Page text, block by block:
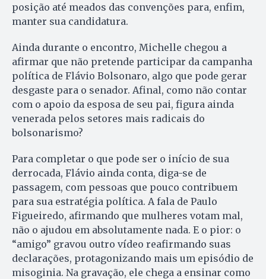
posição até meados das convenções para, enfim,
manter sua candidatura.
Ainda durante o encontro, Michelle chegou a
afirmar que não pretende participar da campanha
política de Flávio Bolsonaro, algo que pode gerar
desgaste para o senador. Afinal, como não contar
com o apoio da esposa de seu pai, figura ainda
venerada pelos setores mais radicais do
bolsonarismo?
Para completar o que pode ser o início de sua
derrocada, Flávio ainda conta, diga-se de
passagem, com pessoas que pouco contribuem
para sua estratégia política. A fala de Paulo
Figueiredo, afirmando que mulheres votam mal,
não o ajudou em absolutamente nada. E o pior: o
“amigo” gravou outro vídeo reafirmando suas
declarações, protagonizando mais um episódio de
misoginia. Na gravação, ele chega a ensinar como